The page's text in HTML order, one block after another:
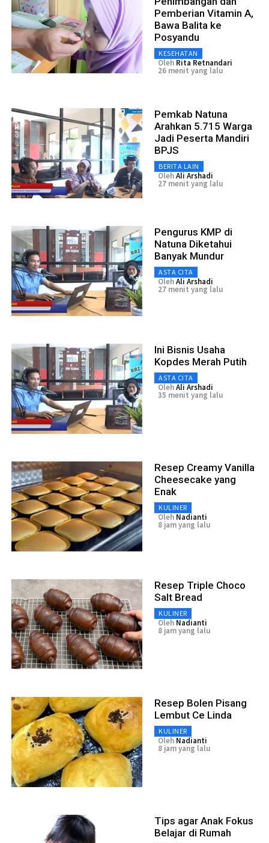
Pemberian Vitamin A,
Bawa Balita ke
Posyandu
KESEHATAN
Oleh Rita Retnandari
26 menit yang lalu
Pemkab Natuna
Arahkan 5.715 Warga
Jadi Peserta Mandiri
BPJS
BERITA LAIN
OlehAli Arshadi
27 menit yang lalu
Pengurus KMP di
Natuna Diketahui
Banyak Mundur
ASTA CITA
OlehAli Arshadi
27 menit yang lalu
Ini Bisnis Usaha
Kopdes Merah Putih
ASTA CITA
OlehAli Arshadi
35 menit yang lalu
Resep Creamy Vanilla
Cheesecake yang
Enak
KULINER
Oleh Nadianti
8 jam yang lalu
Resep Triple Choco
Salt Bread
KULINER
Oleh Nadianti
8 jam yang lalu
Resep Bolen Pisang
Lembut Ce Linda
KULINER
Oleh Nadianti
8 jam yang lalu
Tips agar Anak Fokus
Belajar di Rumah